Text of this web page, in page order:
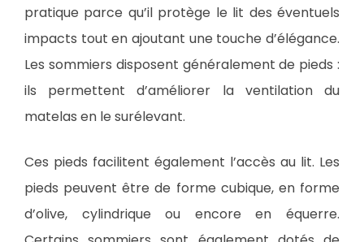
pratique parce qu’il protège le lit des éventuels
impacts tout en ajoutant une touche d’élégance.
Les sommiers disposent généralement de pieds :
ils permettent d’améliorer la ventilation du
matelas en le surélevant.
Ces pieds facilitent également l’accès au lit. Les
pieds peuvent être de forme cubique, en forme
d’olive, cylindrique ou encore en équerre.